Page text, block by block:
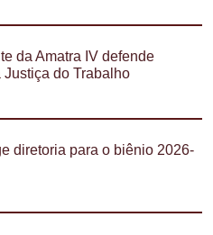
da Amatra IV defende
do Trabalho
diretoria para o biênio 2026-